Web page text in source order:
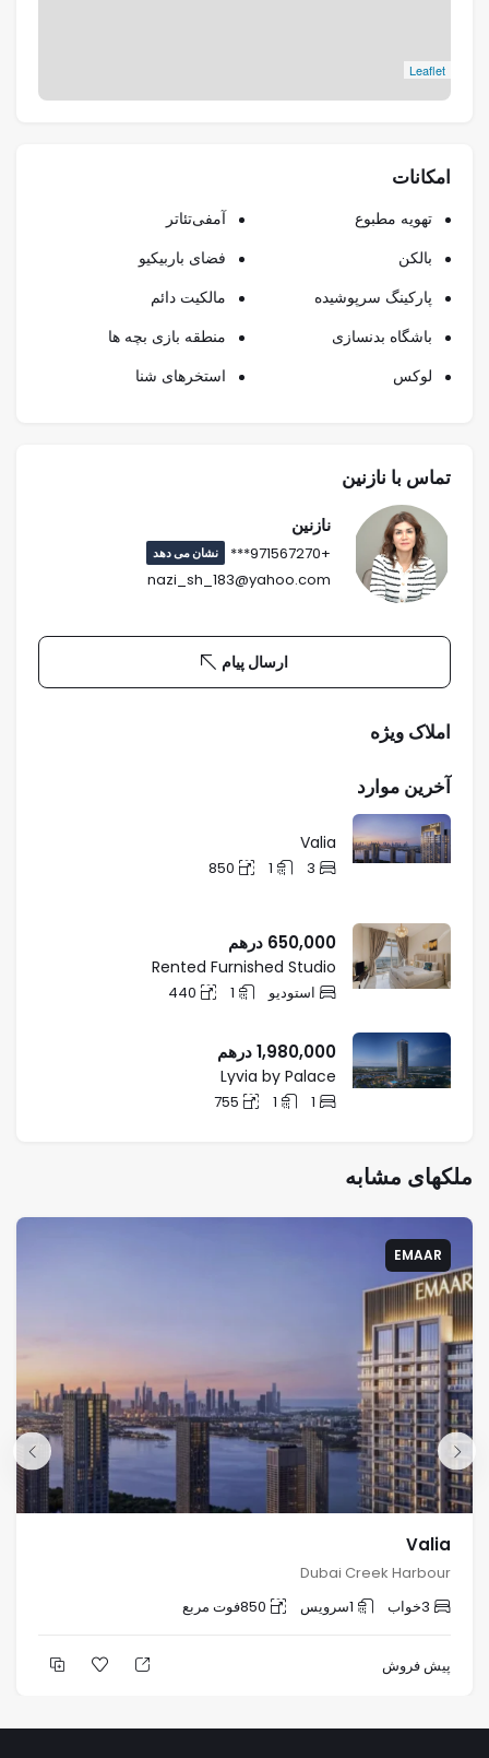
Leaflet
امکانات
تهویه مطبوع
آمفی‌تئاتر
بالکن
فضای باربیکیو
پارکینگ سرپوشیده
مالکیت دائم
باشگاه بدنسازی
منطقه بازی بچه ها
لوکس
استخرهای شنا
تماس با نازنین
نازنین
+971567270*** نشان می دهد
nazi_sh_183@yahoo.com
ارسال پیام
املاک ویژه
آخرین موارد
Valia
3
1
850
650,000 درهم
Rented Furnished Studio
استودیو 1
440
1,980,000درهم
Lyvia by Palace
1
1
755
ملکهای مشابه
EMAAR
Valia
Dubai Creek Harbour
3خواب 1سرویس 850فوت مربع
پیش فروش